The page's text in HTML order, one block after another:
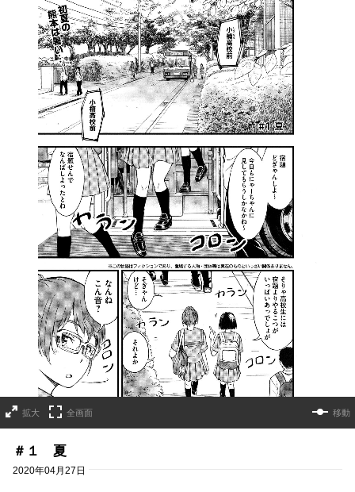
拡大 全画面 移動
＃１ 夏
2020年04月27日